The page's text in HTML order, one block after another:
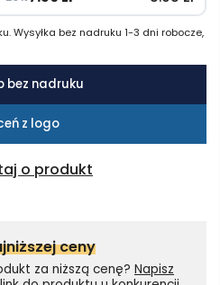
o produkt
Wysyłka bez nadruku 1-3 dni robocze,
bez nadruku
z logo
ceny
za niższą cenę? Napisz